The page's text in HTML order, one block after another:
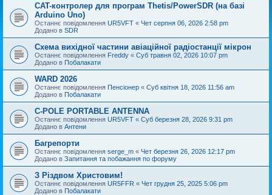
CAT-контролер для програм Thetis/PowerSDR (на базі
Arduino Uno)
Останнє повідомлення UR5VFT « Чет серпня 06, 2026 2:58 pm
Додано в SDR
Схема вихідної частини авіаційної радіостанції мікрон
Останнє повідомлення Freddy « Суб травня 02, 2026 10:07 pm
Додано в Побалакати
WARD 2026
Останнє повідомлення Пенсіонер « Суб квітня 18, 2026 11:56 am
Додано в Побалакати
C-POLE PORTABLE ANTENNA
Останнє повідомлення UR5VFT « Суб березня 28, 2026 9:31 pm
Додано в Антени
Багрепорти
Останнє повідомлення serge_m « Чет березня 26, 2026 12:17 pm
Додано в Запитання та побажання по форуму
З Різдвом Христовим!
Останнє повідомлення UR5FFR « Чет грудня 25, 2025 5:06 pm
Додано в Побалакати